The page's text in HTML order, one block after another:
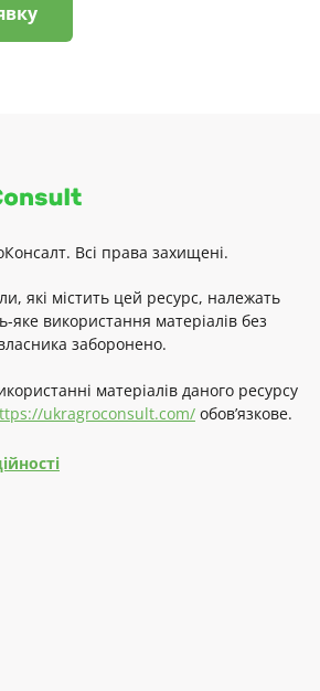
Всі права захищені.
які містить цей ресурс, належать
яке використання матеріалів без
заборонено.
матеріалів даного ресурсу
ukragroconsult.com/ обов’язкове.